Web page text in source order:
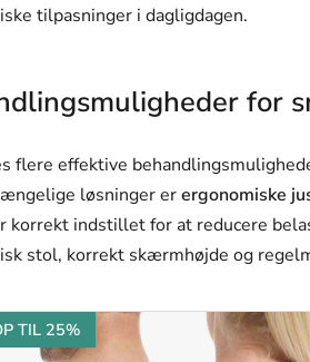
tilpasninger i dagligdagen.
for
flere effektive
løsninger erergonomiske
korrekt indstillet for at reducere
stol, korrekt skærmhøjde og
TIL 25%